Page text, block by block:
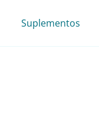
Suplementos